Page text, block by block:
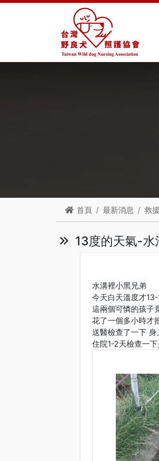
首頁 最新消息 救
13度的天氣-水
水溝裡小黑兄弟
今天白天溫度才
這兩個可憐的孩子
花了一個多小時才
送醫檢查了一下 身
住院1-2天檢查一